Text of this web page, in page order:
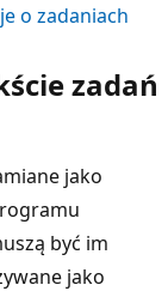
o zadaniach
zadań
jako
być im
jako